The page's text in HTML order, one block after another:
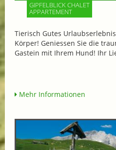
GIPFELBLICK CHALET
APPARTEMENT
Tierisch Gutes
Körper! Geniessen Sie die
Gastein mit Ihrem Hund! Ihr
Mehr Informationen